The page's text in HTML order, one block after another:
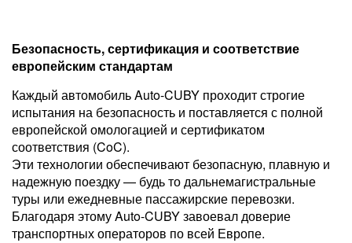
Безопасность, сертификация и соответствие
европейским стандартам
Каждый автомобиль Auto-CUBY проходит строгие
испытания на безопасность и поставляется с полной
европейской омологацией и сертификатом
соответствия (CoC).
Эти технологии обеспечивают безопасную, плавную и
надежную поездку — будь то дальнемагистральные
туры или ежедневные пассажирские перевозки.
Благодаря этому Auto-CUBY завоевал доверие
транспортных операторов по всей Европе.